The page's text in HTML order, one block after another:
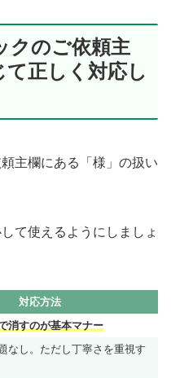
クのご依頼主
て正しく対応し
主欄にある「様」の扱い
て使えるようにしましょ
対応方法
消すのが基本マナー
なし。ただし丁寧さを重視す